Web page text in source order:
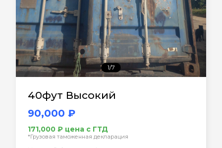
1/7
40фут Высокий
90,000 ₽
171,000 ₽ цена с ГТД
*Грузовая таможенная декларация